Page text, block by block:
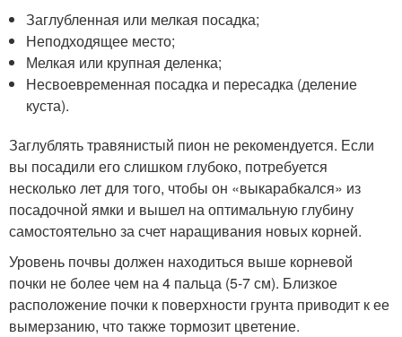
Заглубленная или мелкая посадка;
Неподходящее место;
Мелкая или крупная деленка;
Несвоевременная посадка и пересадка (деление
куста).
Заглублять травянистый пион не рекомендуется. Если
вы посадили его слишком глубоко, потребуется
несколько лет для того, чтобы он «выкарабкался» из
посадочной ямки и вышел на оптимальную глубину
самостоятельно за счет наращивания новых корней.
Уровень почвы должен находиться выше корневой
почки не более чем на 4 пальца (5-7 см). Близкое
расположение почки к поверхности грунта приводит к ее
вымерзанию, что также тормозит цветение.